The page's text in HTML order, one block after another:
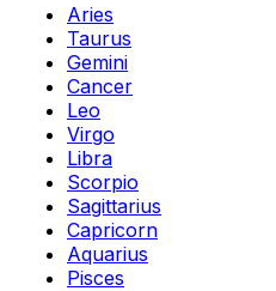
Aries
Taurus
Gemini
Cancer
Leo
Virgo
Libra
Scorpio
Sagittarius
Capricorn
Aquarius
Pisces